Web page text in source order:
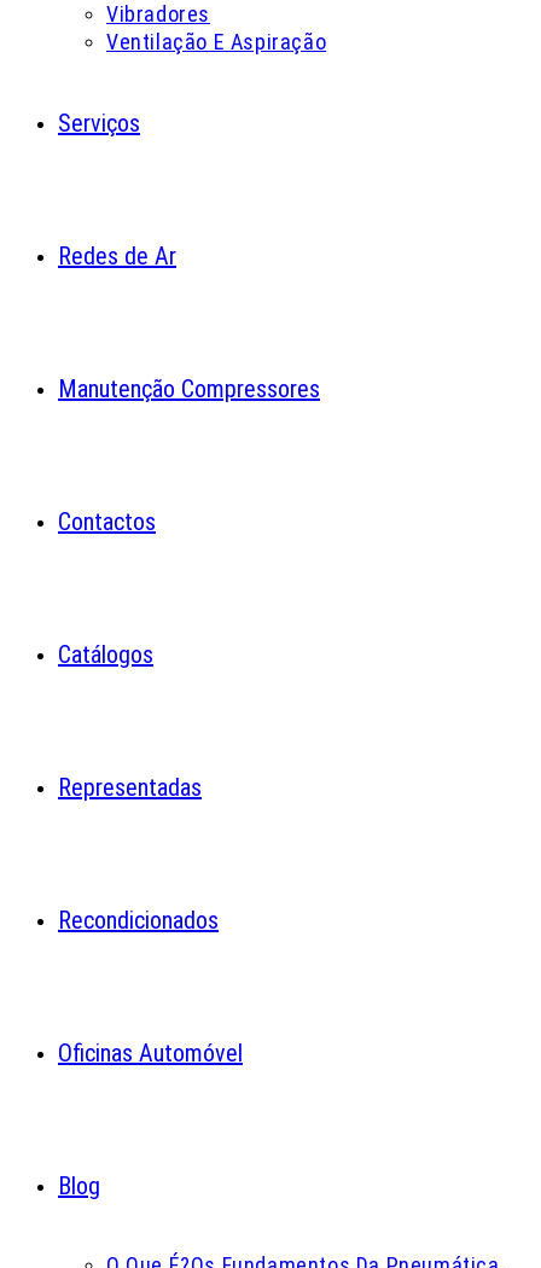
Vibradores
Ventilação E Aspiração
Serviços
Redes de Ar
Manutenção Compressores
Contactos
Catálogos
Representadas
Recondicionados
Oficinas Automóvel
Blog